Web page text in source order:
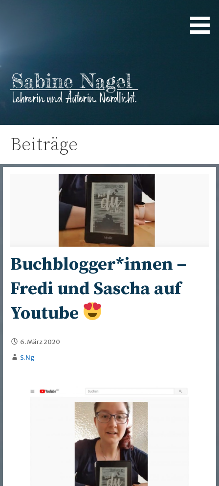
Sabine Nagel
Beiträge
Buchblogger*innen –
Fredi und Sascha auf
Youtube
6. März 2020
S.Ng